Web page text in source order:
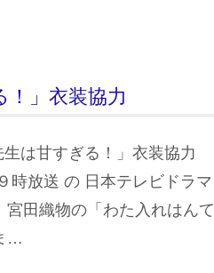
」衣装協力
は甘すぎる！」衣装協力
時放送 の 日本テレビドラマ
宮田織物の「わた入れはんて
…